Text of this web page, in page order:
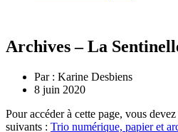
Archives – La
Par : Karine Desbiens
8 juin 2020
Pour accéder à cette page, vous
suivants : Trio numérique, papier et